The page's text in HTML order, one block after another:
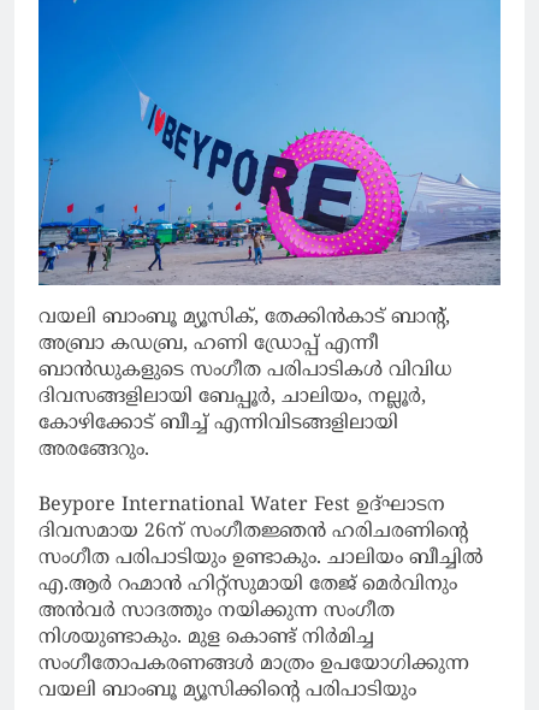
വയലി ബാംബൂ മ്യൂസിക്, തേക്കിൻകാട് ബാന്റ്,
അബ്രാ കഡബ്ര, ഹണി ഡ്രോപ്പ് എന്നീ
ബാൻഡുകളുടെ സംഗീത പരിപാടികൾ വിവിധ
ദിവസങ്ങളിലായി ബേപ്പൂർ, ചാലിയം, നല്ലൂർ,
കോഴിക്കോട് ബീച്ച് എന്നിവിടങ്ങളിലായി
അരങ്ങേറും.
Beypore International Water Fest ഉദ്ഘാടന
ദിവസമായ 26ന് സംഗീതജ്ഞൻ ഹരിചരണിന്റെ
സംഗീത പരിപാടിയും ഉണ്ടാകും. ചാലിയം ബീച്ചിൽ
എ.ആർ റഹ്മാൻ ഹിറ്റ്സുമായി തേജ് മെർവിനും
അൻവർ സാദത്തും നയിക്കുന്ന സംഗീത
നിശയുണ്ടാകും. മുള കൊണ്ട് നിർമിച്ച
സംഗീതോപകരണങ്ങൾ മാത്രം ഉപയോഗിക്കുന്ന
വയലി ബാംബൂ മ്യൂസിക്കിന്റെ പരിപാടിയും